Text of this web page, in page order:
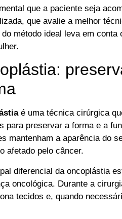
que a paciente seja
que avalie a melhor
método ideal leva em
é uma técnica cirúrgica
para preservar a forma e a
mantenham a aparência do
afetado pelo câncer.
diferencial da oncoplástia
oncológica. Durante a
tecidos e, quando